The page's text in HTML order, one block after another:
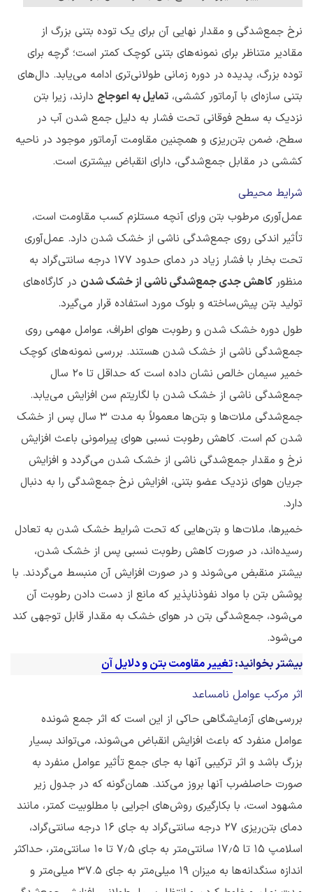
نرخ جمع‌شدگی و مقدار نهایی آن برای یک توده بتنی بزرگ از
مقادیر متناظر برای نمونه‌های بتنی کوچک کمتر است؛ گرچه برای
توده بزرگ، پدیده در دوره زمانی طولانی‌تری ادامه می‌یابد. دال‌های
بتنی سازه‌ای با آرماتور کششی، تمایل به اعوجاج دارند، زیرا بتن
نزدیک به سطح فوقانی تحت فشار به دلیل جمع شدن آب در
سطح، ضمن بتن‌ریزی و همچنین مقاومت آرماتور موجود در ناحیه
کششی در مقابل جمع‌شدگی، دارای انقباض بیشتری است.
شرایط محیطی
عمل‌آوری مرطوب بتن ورای آنچه مستلزم کسب مقاومت است،
تأثیر اندکی روی جمع‌شدگی ناشی از خشک شدن دارد. عمل‌آوری
تحت بخار با فشار زیاد در دمای حدود ۱۷۷ درجه سانتی‌گراد به
منظور کاهش جدی جمع‌شدگی ناشی از خشک شدن در کارگاه‌های
تولید بتن پیش‌ساخته و بلوک مورد استفاده قرار می‌گیرد.
طول دوره خشک شدن و رطوبت هوای اطراف، عوامل مهمی روی
جمع‌شدگی ناشی از خشک شدن هستند. بررسی نمونه‌های کوچک
خمیر سیمان خالص نشان داده است که حداقل تا ۲۰ سال
جمع‌شدگی ناشی از خشک شدن با لگاریتم سن افزایش می‌یابد.
جمع‌شدگی ملات‌ها و بتن‌ها معمولاً به مدت ۳ سال پس از خشک
شدن کم است. کاهش رطوبت نسبی هوای پیرامونی باعث افزایش
نرخ و مقدار جمع‌شدگی ناشی از خشک شدن می‌گردد و افزایش
جریان هوای نزدیک عضو بتنی، افزایش نرخ جمع‌شدگی را به دنبال
دارد.
خمیرها، ملات‌ها و بتن‌هایی که تحت شرایط خشک شدن به تعادل
رسیده‌اند، در صورت کاهش رطوبت نسبی پس از خشک شدن،
بیشتر منقبض می‌شوند و در صورت افزایش آن منبسط می‌گردند. با
پوشش بتن با مواد نفوذناپذیر که مانع از دست دادن رطوبت آن
می‌شود، جمع‌شدگی بتن در هوای خشک به مقدار قابل توجهی کند
می‌شود.
بیشتر بخوانید:تغییر مقاومت بتن و دلایل آن
اثر مرکب عوامل نامساعد
بررسی‌های آزمایشگاهی حاکی از این است که اثر جمع شونده
عوامل منفرد که باعث افزایش انقباض می‌شوند، می‌تواند بسیار
بزرگ باشد و اثر ترکیبی آنها به جای جمع تأثیر عوامل منفرد به
صورت حاصلضرب آنها بروز می‌کند. همان‌گونه که در جدول زیر
مشهود است، با بکارگیری روش‌های اجرایی با مطلوبیت کمتر، مانند
دمای بتن‌ریزی ۲۷ درجه سانتی‌گراد به جای ۱۶ درجه سانتی‌گراد،
اسلامپ ۱۵ تا ۱۷٫۵ سانتی‌متر به جای ۷٫۵ تا ۱۰ سانتی‌متر، حداکثر
اندازه سنگدانه‌ها به میزان 19 میلی‌متر به جای 37.5 میلی‌متر و